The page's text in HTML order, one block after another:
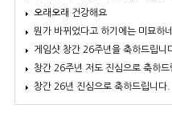
오래오래 건강해요
뭔가 바뀌었다고 하기에는 미묘하
게임샷 창간 26주년을 축하드립니
창간 26주년 저도 진심으로 축하
창간 26년 진심으로 축하드립니다.